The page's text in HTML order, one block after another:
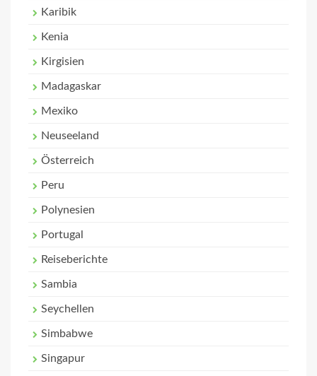
Karibik
Kenia
Kirgisien
Madagaskar
Mexiko
Neuseeland
Österreich
Peru
Polynesien
Portugal
Reiseberichte
Sambia
Seychellen
Simbabwe
Singapur